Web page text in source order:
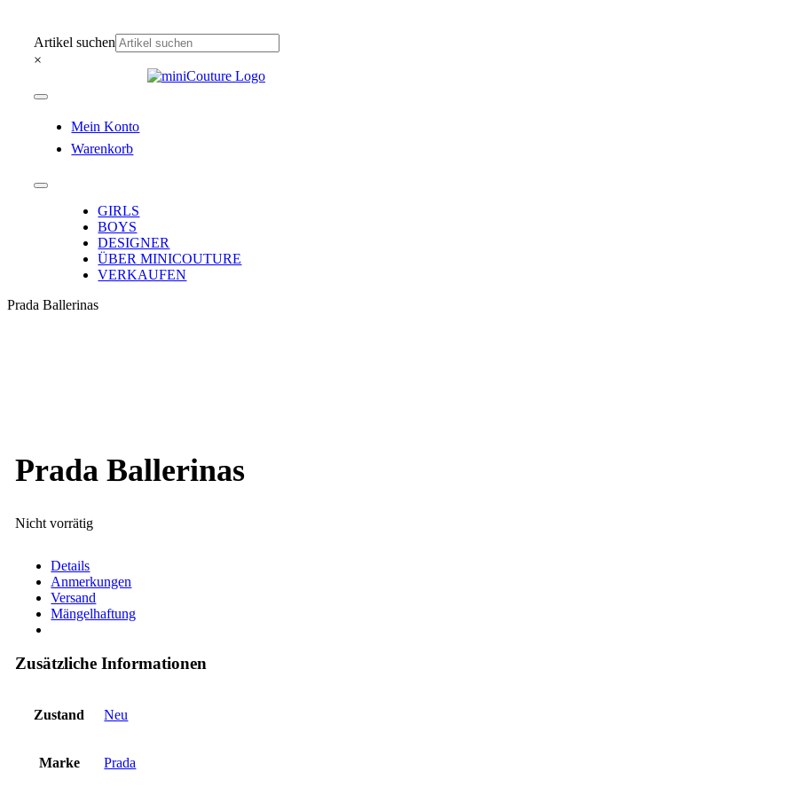
springenArtikel suchen
×
Toggle
Mein Konto
Warenkorb
Toggle
GIRLS
BOYS
DESIGNER
ÜBER MINICOUTURE
VERKAUFEN
Prada Ballerinas
Prada Ballerinas
Nicht vorrätig
Details
Anmerkungen
Versand
Mängelhaftung
Zusätzliche Informationen
Zustand Neu
Marke Prada